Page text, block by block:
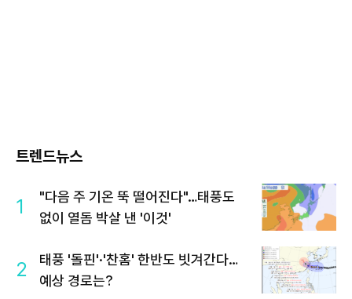
트렌드뉴스
1
"다음 주 기온 뚝 떨어진다"…태풍도
없이 열돔 박살 낸 '이것'
2
태풍 '돌핀'·'찬홈' 한반도 빗겨간다…
예상 경로는?